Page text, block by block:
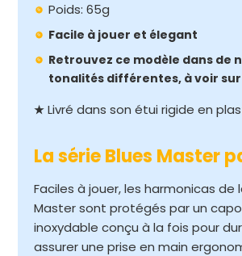
Poids: 65g
Facile à jouer et élegant
Retrouvez ce modèle dans de
tonalités différentes, à voir
★ Livré dans son étui rigide en
La série Blues Master
Faciles à jouer, les harmonicas de
Master sont protégés par un
inoxydable conçu à la fois pour
assurer une prise en main